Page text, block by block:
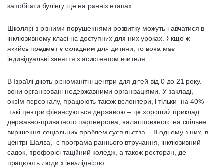
запобігати булінгу ще на ранніх етапах.
Школярі з різними порушеннями розвитку можуть навчатися в
інклюзивному класі на доступних для них уроках. Якщо ж
якийсь предмет є складним для дитини, то вона має
індивідуальні заняття з асистентом вчителя.
В Ізраїлі діють різноманітні центри для дітей від 0 до 21 року,
вони організовані недержавними організаціями. У закладі,
окрім персоналу, працюють також волонтери, і тільки на 40%
такі центри фінансуються державою – це хороший приклад
державно-приватного партнерства, налаштованого на спільне
вирішення соціальних проблем суспільства. В одному з них, в
центрі Шалва, є програма раннього втручання, інклюзивний
садок, профорієнтаційний коледж, а також ресторан, де
працюють люди з інвалідністю.